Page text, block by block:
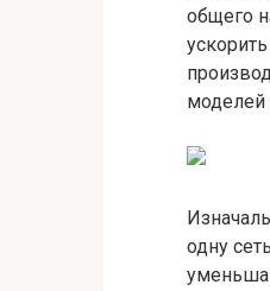
общего
моделей
одну